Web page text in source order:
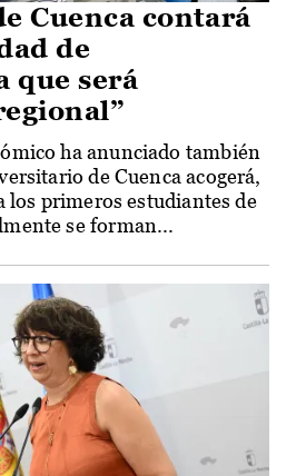
Cuenca contará
de
que será
ha anunciado también
de Cuenca acogerá,
los primeros estudiantes de
se forman...